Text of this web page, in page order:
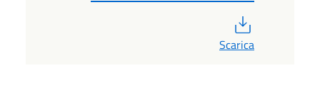
Scarica